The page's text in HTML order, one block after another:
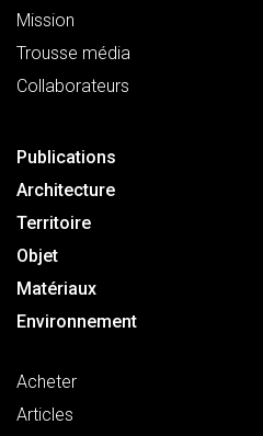
Mission
Trousse média
Collaborateurs
Publications
Architecture
Territoire
Objet
Matériaux
Environnement
Acheter
Articles